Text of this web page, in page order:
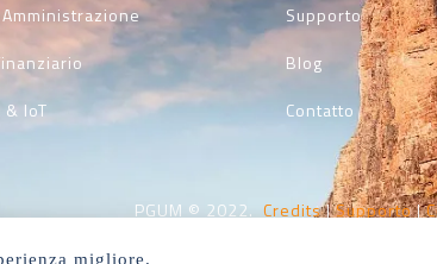
IoT
Supporto
Blog
Contatto
PGUM © 2022. Credits|Supporto|
migliore.